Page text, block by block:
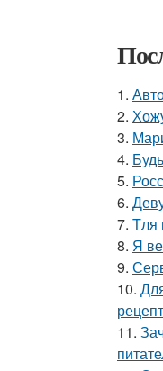
1.
2.
3.
4.
5.
6.
7. Tля
8. Я
9.
10.
11.